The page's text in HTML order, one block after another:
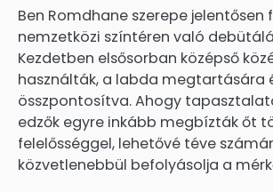
Ben Romdhane szerepe jelentősen
nemzetközi színtéren való
Kezdetben elsősorban középső
használták, a labda megtartására
összpontosítva. Ahogy
edzők egyre inkább megbízták őt
felelősséggel, lehetővé téve
közvetlenebbül befolyásolja a